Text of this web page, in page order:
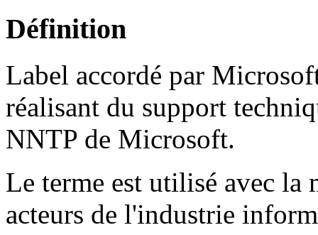
Définition
Label accordé par
réalisant du support
NNTP de Microsoft.
Le terme est utilisé avec la
acteurs de l'industrie